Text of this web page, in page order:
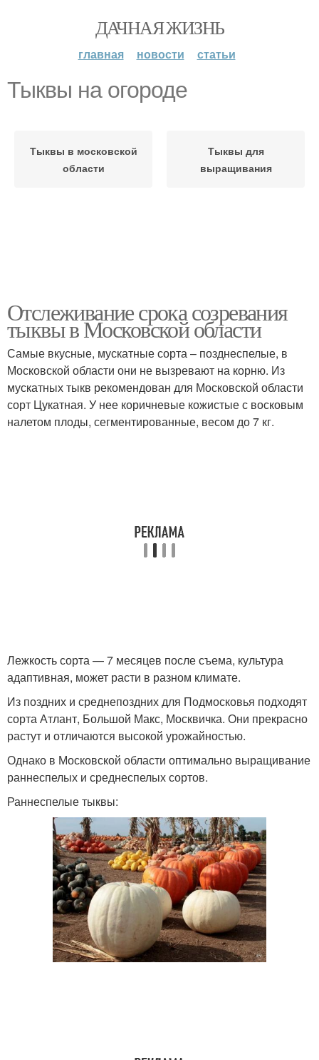
ДАЧНАЯ ЖИЗНЬ
главная новости статьи
Тыквы на огороде
Тыквы в московской
области
Тыквы для
выращивания
Отслеживание срока созревания
тыквы в Московской области
Самые вкусные, мускатные сорта – позднеспелые, в
Московской области они не вызревают на корню. Из
мускатных тыкв рекомендован для Московской области
сорт Цукатная. У нее коричневые кожистые с восковым
налетом плоды, сегментированные, весом до 7 кг.
Лежкость сорта — 7 месяцев после съема, культура
адаптивная, может расти в разном климате.
Из поздних и среднепоздних для Подмосковья подходят
сорта Атлант, Большой Макс, Москвичка. Они прекрасно
растут и отличаются высокой урожайностью.
Однако в Московской области оптимально выращивание
раннеспелых и среднеспелых сортов.
Раннеспелые тыквы: